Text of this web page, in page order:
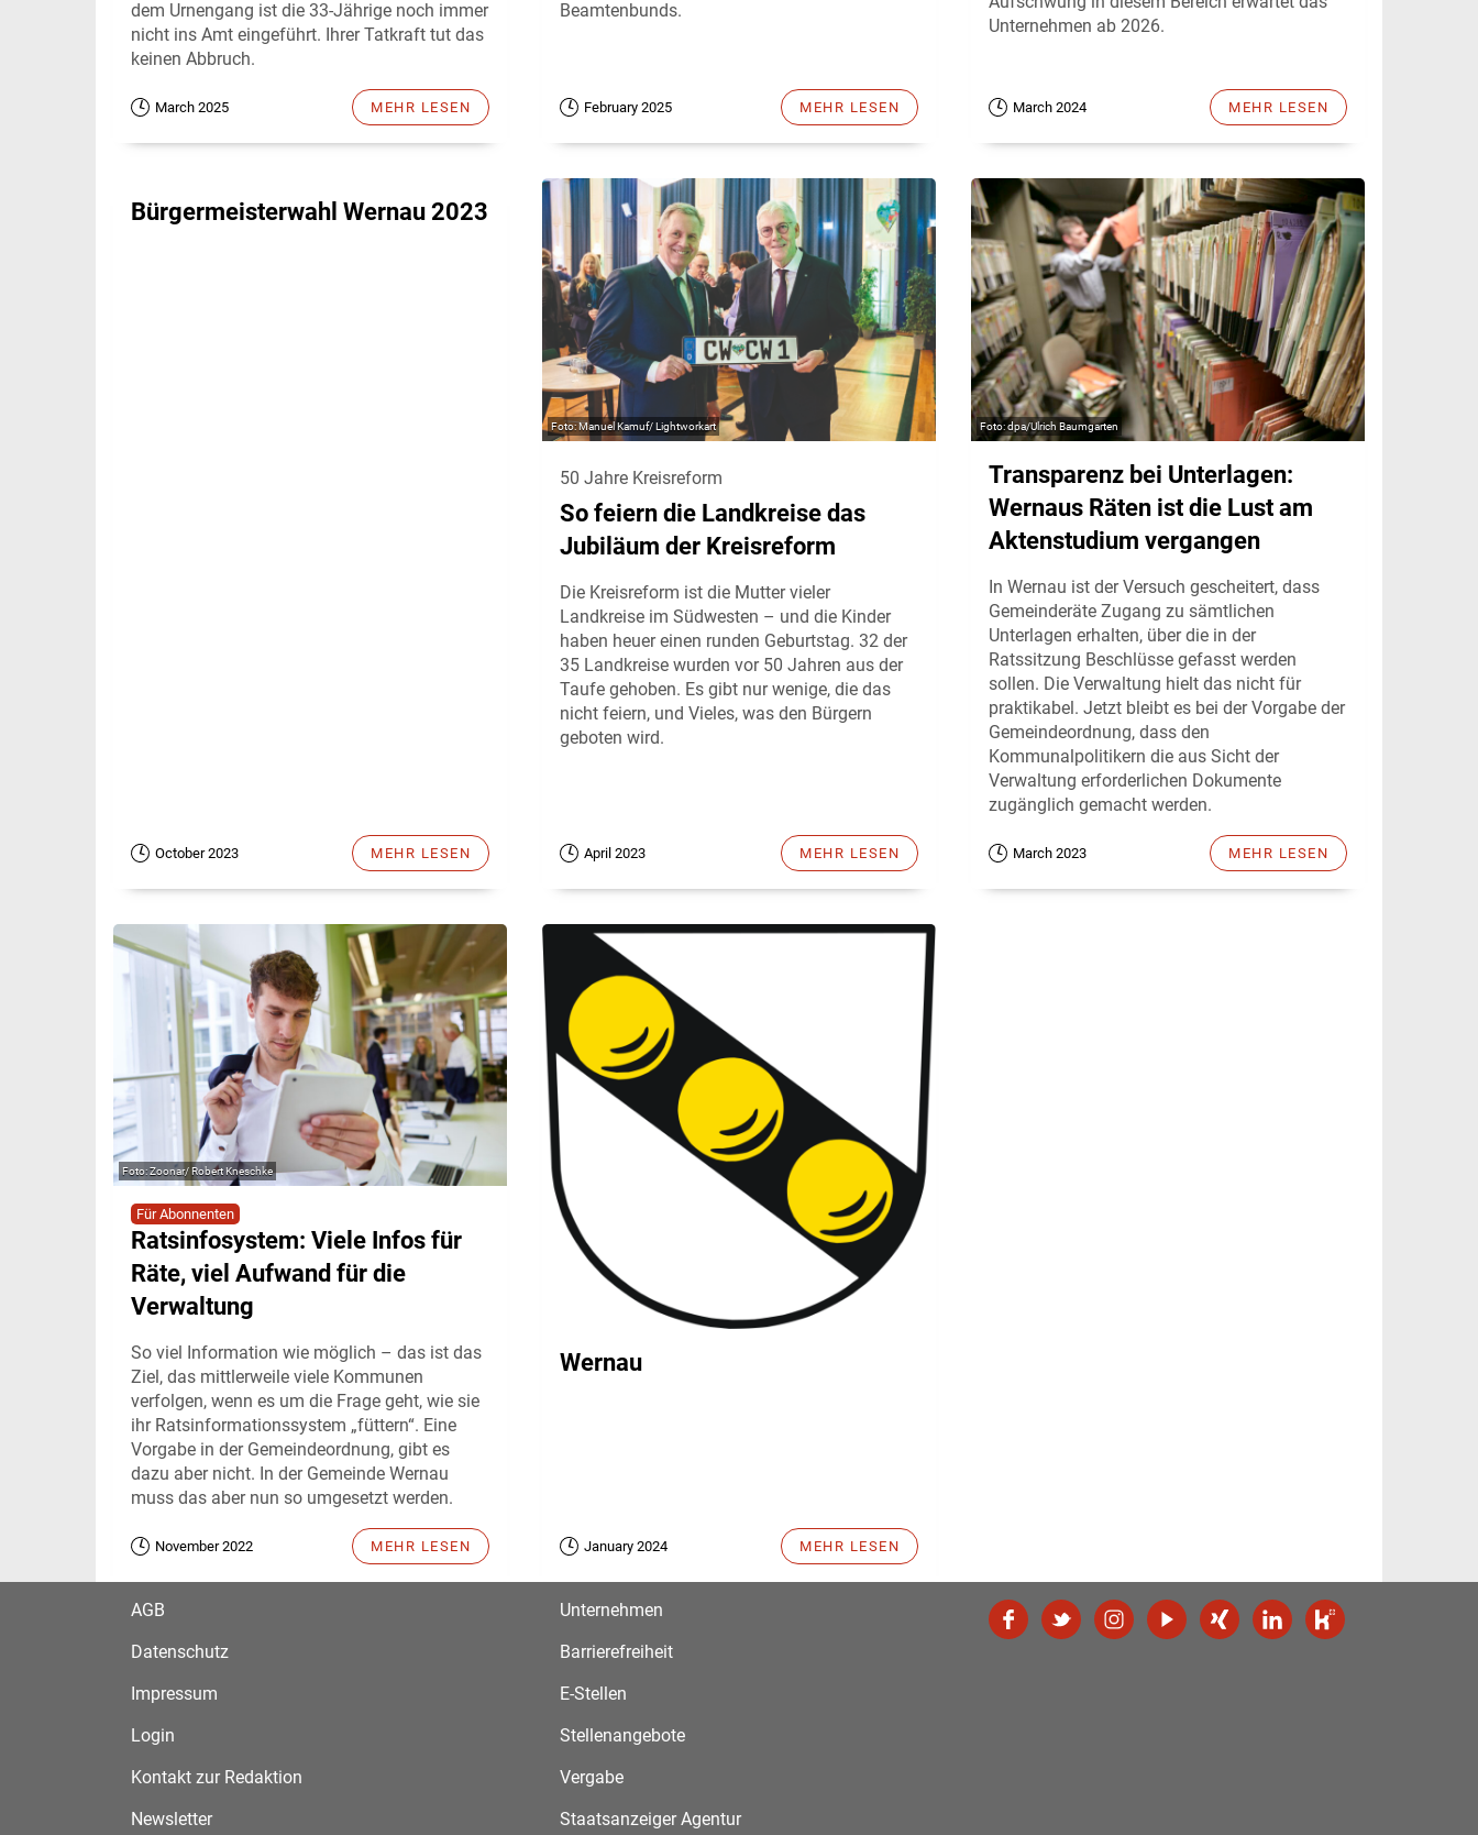
dem Urnengang ist die 33-Jährige noch immer
nicht ins Amt eingeführt. Ihrer Tatkraft tut das
keinen Abbruch.
March 2025 MEHR LESEN
Beamtenbunds.
February 2025 MEHR LESEN
Unternehmen ab 2026.
March 2024 MEHR LESEN
Bürgermeisterwahl Wernau 2023
October 2023 MEHR LESEN
Manuel Kamuf/ Lightworkart
50 Jahre Kreisreform
So feiern die Landkreise das
Jubiläum der Kreisreform
Die Kreisreform ist die Mutter vieler
Landkreise im Südwesten – und die Kinder
haben heuer einen runden Geburtstag. 32 der
35 Landkreise wurden vor 50 Jahren aus der
Taufe gehoben. Es gibt nur wenige, die das
nicht feiern, und Vieles, was den Bürgern
geboten wird.
April 2023 MEHR LESEN
dpa/Ulrich Baumgarten
Transparenz bei Unterlagen:
Wernaus Räten ist die Lust am
Aktenstudium vergangen
In Wernau ist der Versuch gescheitert, dass
Gemeinderäte Zugang zu sämtlichen
Unterlagen erhalten, über die in der
Ratssitzung Beschlüsse gefasst werden
sollen. Die Verwaltung hielt das nicht für
praktikabel. Jetzt bleibt es bei der Vorgabe der
Gemeindeordnung, dass den
Kommunalpolitikern die aus Sicht der
Verwaltung erforderlichen Dokumente
zugänglich gemacht werden.
March 2023 MEHR LESEN
Zoonar/ Robert Kneschke
Für Abonnenten
Ratsinfosystem: Viele Infos für
Räte, viel Aufwand für die
Verwaltung
So viel Information wie möglich – das ist das
Ziel, das mittlerweile viele Kommunen
verfolgen, wenn es um die Frage geht, wie sie
ihr Ratsinformationssystem „füttern“. Eine
Vorgabe in der Gemeindeordnung, gibt es
dazu aber nicht. In der Gemeinde Wernau
muss das aber nun so umgesetzt werden.
November 2022 MEHR LESEN
Wernau
January 2024 MEHR LESEN
AGB
Datenschutz
Impressum
Login
Kontakt zur Redaktion
Newsletter
Unternehmen
Barrierefreiheit
E-Stellen
Stellenangebote
Vergabe
Staatsanzeiger Agentur